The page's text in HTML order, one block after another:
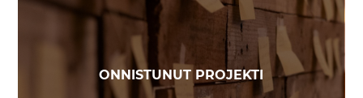
ONNISTUNUT PROJEKTI